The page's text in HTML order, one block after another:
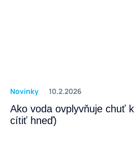
Novinky 10.2.2026
Ako voda ovplyvňuje chuť
cítiť hneď)